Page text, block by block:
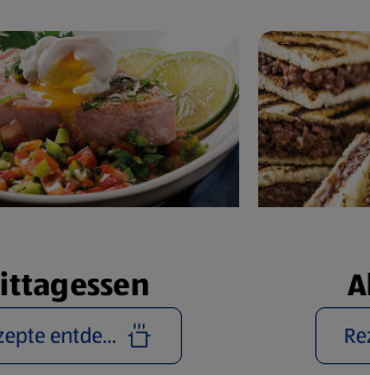
Rezepte entdecken